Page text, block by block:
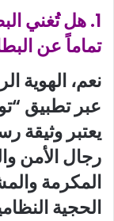
1. هل تُغني
تماماً عن
نعم، الهوية
عبر تطبيق
يعتبر وثيقة
رجال الأمن
المكرمة
الحجية